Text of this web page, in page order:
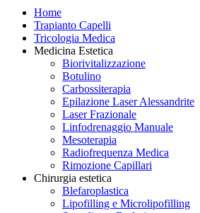
Home
Trapianto Capelli
Tricologia Medica
Medicina Estetica
Biorivitalizzazione
Botulino
Carbossiterapia
Epilazione Laser Alessandrite
Laser Frazionale
Linfodrenaggio Manuale
Mesoterapia
Radiofrequenza Medica
Rimozione Capillari
Chirurgia estetica
Blefaroplastica
Lipofilling e Microlipofilling